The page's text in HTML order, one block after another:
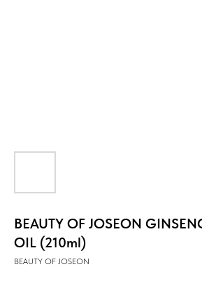
BEAUTY OF JOSEON
OIL (210ml)
BEAUTY OF JOSEON